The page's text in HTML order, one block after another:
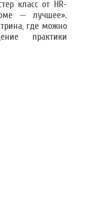
класс от HR-
— лучшее».
где можно
практики